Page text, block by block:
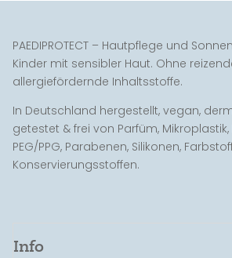
PAEDIPROTECT – Hautpflege und
Kinder mit sensibler Haut. Ohne
allergiefördernde Inhaltsstoffe.
In Deutschland hergestellt, vegan,
getestet & frei von Parfüm,
PEG/PPG, Parabenen, Silikonen,
Konservierungsstoffen.
Info